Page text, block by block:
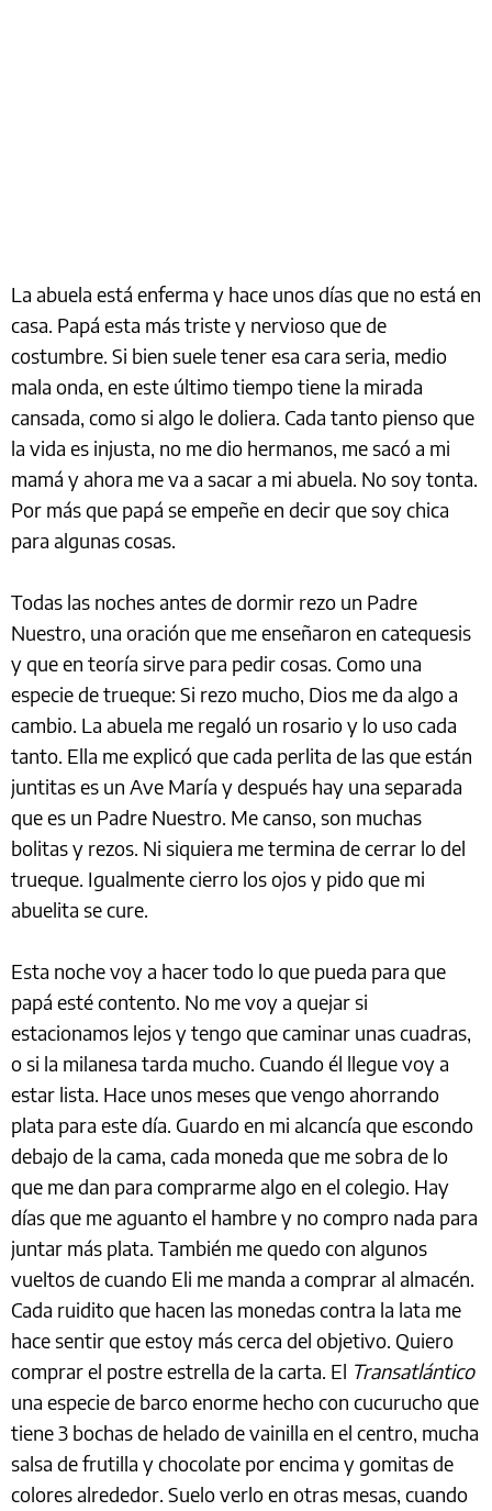
La abuela está enferma y hace unos días que no está en
casa. Papá esta más triste y nervioso que de
costumbre. Si bien suele tener esa cara seria, medio
mala onda, en este último tiempo tiene la mirada
cansada, como si algo le doliera. Cada tanto pienso que
la vida es injusta, no me dio hermanos, me sacó a mi
mamá y ahora me va a sacar a mi abuela. No soy tonta.
Por más que papá se empeñe en decir que soy chica
para algunas cosas.
Todas las noches antes de dormir rezo un Padre
Nuestro, una oración que me enseñaron en catequesis
y que en teoría sirve para pedir cosas. Como una
especie de trueque: Si rezo mucho, Dios me da algo a
cambio. La abuela me regaló un rosario y lo uso cada
tanto. Ella me explicó que cada perlita de las que están
juntitas es un Ave María y después hay una separada
que es un Padre Nuestro. Me canso, son muchas
bolitas y rezos. Ni siquiera me termina de cerrar lo del
trueque. Igualmente cierro los ojos y pido que mi
abuelita se cure.
Esta noche voy a hacer todo lo que pueda para que
papá esté contento. No me voy a quejar si
estacionamos lejos y tengo que caminar unas cuadras,
o si la milanesa tarda mucho. Cuando él llegue voy a
estar lista. Hace unos meses que vengo ahorrando
plata para este día. Guardo en mi alcancía que escondo
debajo de la cama, cada moneda que me sobra de lo
que me dan para comprarme algo en el colegio. Hay
días que me aguanto el hambre y no compro nada para
juntar más plata. También me quedo con algunos
vueltos de cuando Eli me manda a comprar al almacén.
Cada ruidito que hacen las monedas contra la lata me
hace sentir que estoy más cerca del objetivo. Quiero
comprar el postre estrella de la carta. El Transatlántico
una especie de barco enorme hecho con cucurucho que
tiene 3 bochas de helado de vainilla en el centro, mucha
salsa de frutilla y chocolate por encima y gomitas de
colores alrededor. Suelo verlo en otras mesas, cuando